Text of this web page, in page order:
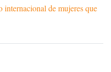
internacional de mujeres que